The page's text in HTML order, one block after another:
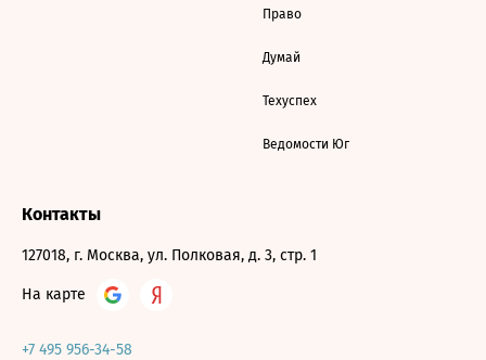
Право
Думай
Техуспех
Ведомости Юг
Контакты
127018, г. Москва, ул. Полковая, д. 3, стр. 1
На карте
+7 495 956-34-58